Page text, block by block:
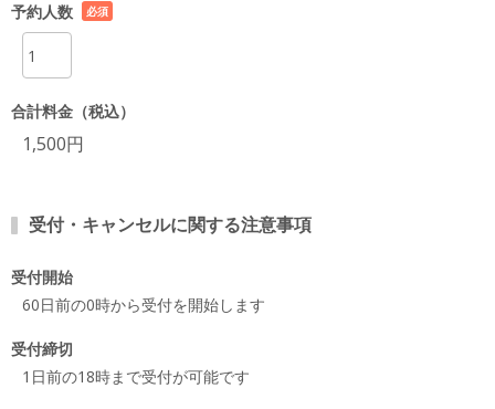
予約人数
必須
合計料金（税込）
1,500円
受付・キャンセルに関する注意事項
受付開始
60日前の0時から受付を開始します
受付締切
1日前の18時まで受付が可能です